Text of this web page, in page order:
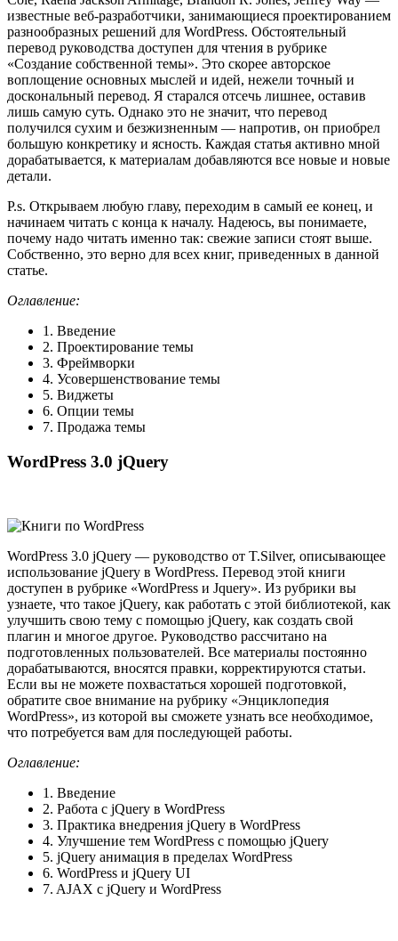
известные веб-разработчики, занимающиеся проектированием
разнообразных решений для WordPress. Обстоятельный
перевод руководства доступен для чтения в рубрике
«Создание собственной темы». Это скорее авторское
воплощение основных мыслей и идей, нежели точный и
доскональный перевод. Я старался отсечь лишнее, оставив
лишь самую суть. Однако это не значит, что перевод
получился сухим и безжизненным — напротив, он приобрел
большую конкретику и ясность. Каждая статья активно мной
дорабатывается, к материалам добавляются все новые и новые
детали.
P.s. Открываем любую главу, переходим в самый ее конец, и
начинаем читать с конца к началу. Надеюсь, вы понимаете,
почему надо читать именно так: свежие записи стоят выше.
Собственно, это верно для всех книг, приведенных в данной
статье.
Оглавление:
1. Введение
2. Проектирование темы
3. Фреймворки
4. Усовершенствование темы
5. Виджеты
6. Опции темы
7. Продажа темы
WordPress 3.0 jQuery
WordPress 3.0 jQuery — руководство от T.Silver, описывающее
использование jQuery в WordPress. Перевод этой книги
доступен в рубрике «WordPress и Jquery». Из рубрики вы
узнаете, что такое jQuery, как работать с этой библиотекой, как
улучшить свою тему с помощью jQuery, как создать свой
плагин и многое другое. Руководство рассчитано на
подготовленных пользователей. Все материалы постоянно
дорабатываются, вносятся правки, корректируются статьи.
Если вы не можете похвастаться хорошей подготовкой,
обратите свое внимание на рубрику «Энциклопедия
WordPress», из которой вы сможете узнать все необходимое,
что потребуется вам для последующей работы.
Оглавление:
1. Введение
2. Работа с jQuery в WordPress
3. Практика внедрения jQuery в WordPress
4. Улучшение тем WordPress с помощью jQuery
5. jQuery анимация в пределах WordPress
6. WordPress и jQuery UI
7. AJAX c jQuery и WordPress